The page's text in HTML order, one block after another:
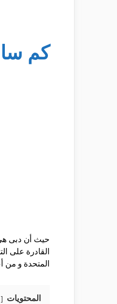
كم
حيث أن دبى هى
القادرة على
المتحدة و من
المحتويات